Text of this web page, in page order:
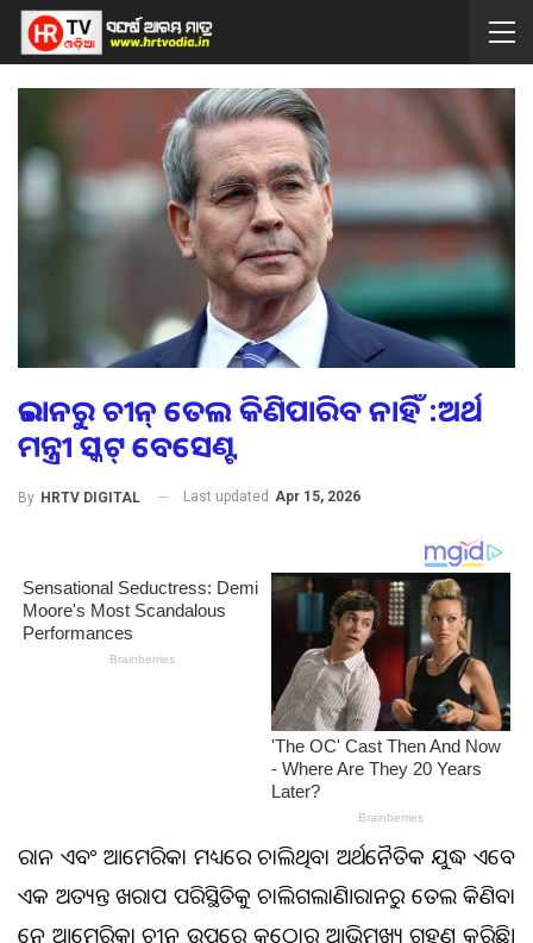
ଇରାନରୁ ଚୀନ୍ ତେଲ କିଣିପାରିବ ନାହିଁ :ଅର୍ଥ
ମନ୍ତ୍ରୀ ସ୍କଟ୍ ବେସେଣ୍ଟ
By HRTV DIGITAL Last updated Apr 15, 2026
ଇରାନ ଏବଂ ଆମେରିକା ମଧ୍ୟରେ ଚାଲିଥିବା ଅର୍ଥନୈତିକ ଯୁଦ୍ଧ ଏବେ
ଏକ ଅତ୍ୟନ୍ତ ଖରାପ ପରିସ୍ଥିତିକୁ ଚାଲିଗଲାଣି।ଇରାନରୁ ତେଲ କିଣିବା
ନେଇ ଆମେରିକା ଚୀନ୍ ଉପରେ କଠୋର ଆଭିମୁଖ୍ୟ ଗ୍ରହଣ କରିଛି।